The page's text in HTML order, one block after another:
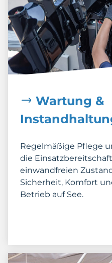
Wartung &
Regelmäßige Pflege
die
einwandfreien
Sicherheit, Komfort
Betrieb auf See.